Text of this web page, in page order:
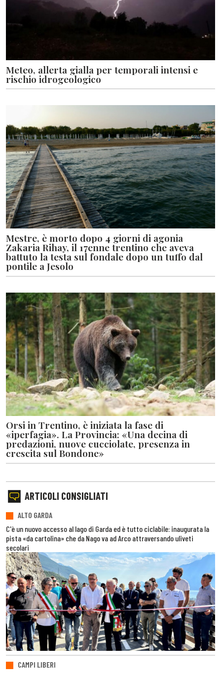
Meteo, allerta gialla per temporali intensi e
rischio idrogeologico
Mestre, è morto dopo 4 giorni di agonia
Zakaria Rihay, il 17enne trentino che aveva
battuto la testa sul fondale dopo un tuffo dal
pontile a Jesolo
Orsi in Trentino, è iniziata la fase di
«iperfagia». La Provincia: «Una decina di
predazioni, nuove cucciolate, presenza in
crescita sul Bondone»
ARTICOLI CONSIGLIATI
ALTO GARDA
C'è un nuovo accesso al lago di Garda ed è tutto ciclabile: inaugurata la
pista «da cartolina» che da Nago va ad Arco attraversando uliveti
secolari
CAMPI LIBERI